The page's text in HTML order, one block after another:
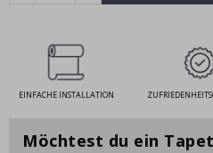
EINFACHE INSTALLATION
Möchtest du ein